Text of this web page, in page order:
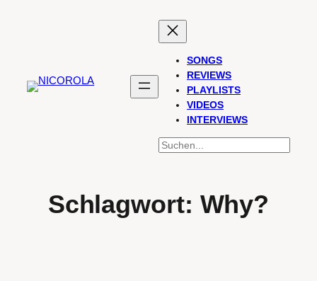
SONGS
REVIEWS
PLAYLISTS
VIDEOS
INTERVIEWS
SUCHEN
Schlagwort: Why?